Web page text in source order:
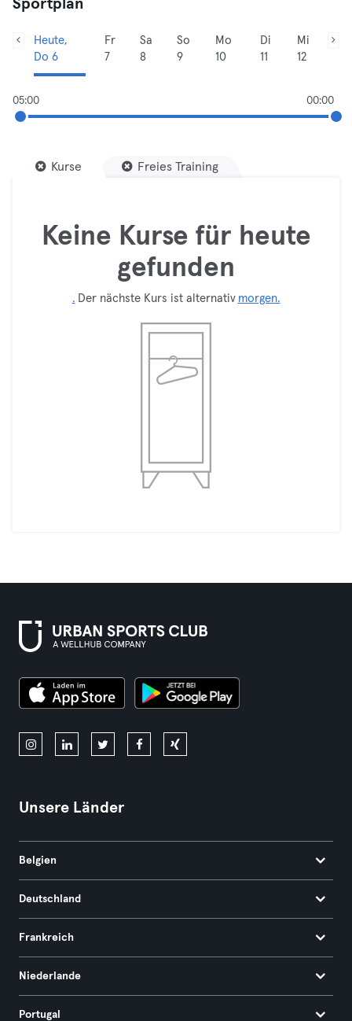
Sportplan
Heute,
Do 6
Fr
7
Sa
8
So
9
Mo
10
Di
11
Mi
12
05:00 00:00
Kurse Freies Training
Keine Kurse für heute
gefunden
. Der nächste Kurs ist alternativ morgen.
Unsere Länder
Belgien
Deutschland
Frankreich
Niederlande
Portugal